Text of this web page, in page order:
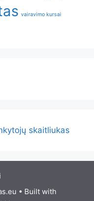
vairavimo kursai
• Built with